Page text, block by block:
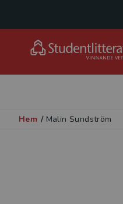
Hem / Malin Sundström